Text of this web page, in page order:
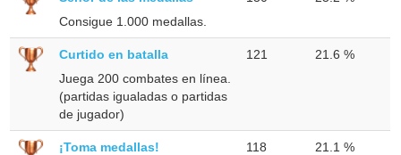
Consigue 1.000 medallas.
Curtido en batalla
Juega 200 combates en línea.
(partidas igualadas o partidas
de jugador)
121 21.6 %
¡Toma medallas!
118 21.1 %